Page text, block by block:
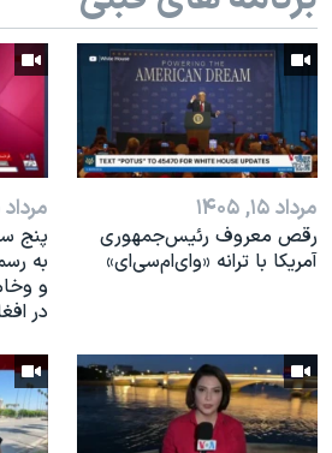
نرگس محمدی برنده جایزه نوبل صلح
همایش محافظه‌کاران آمریکا «سی‌پک»
صفحه‌های ویژه
سفر پرزیدنت ترامپ به چین
مرداد ۱۵, ۱۴۰۵
رقص معروف رئیس‌جمهوری
آمریکا با ترانه «وای‌ام‌سی‌ای»
مرداد ۱۵, ۱۴۰۵
پنج
به
و
در